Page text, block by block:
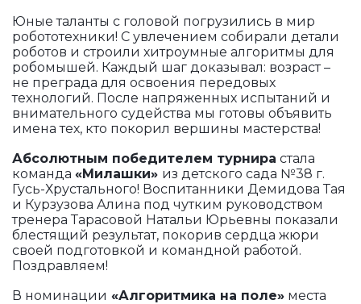
Юные таланты с головой погрузились в мир
робототехники! С увлечением собирали детали
роботов и строили хитроумные алгоритмы для
робомышей. Каждый шаг доказывал: возраст –
не преграда для освоения передовых
технологий. После напряженных испытаний и
внимательного судейства мы готовы объявить
имена тех, кто покорил вершины мастерства!
Абсолютным победителем турнира стала
команда «Милашки» из детского сада №38 г.
Гусь-Хрустального! Воспитанники Демидова Тая
и Курзузова Алина под чутким руководством
тренера Тарасовой Натальи Юрьевны показали
блестящий результат, покорив сердца жюри
своей подготовкой и командной работой.
Поздравляем!
В номинации «Алгоритмика на поле» места